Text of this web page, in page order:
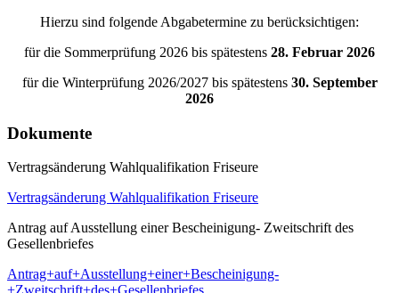
Hierzu sind folgende Abgabetermine zu berücksichtigen:
für die Sommerprüfung 2026 bis spätestens 28. Februar 2026
für die Winterprüfung 2026/2027 bis spätestens 30. September
2026
Dokumente
Vertragsänderung Wahlqualifikation Friseure
Vertragsänderung Wahlqualifikation Friseure
Antrag auf Ausstellung einer Bescheinigung- Zweitschrift des
Gesellenbriefes
Antrag+auf+Ausstellung+einer+Bescheinigung-